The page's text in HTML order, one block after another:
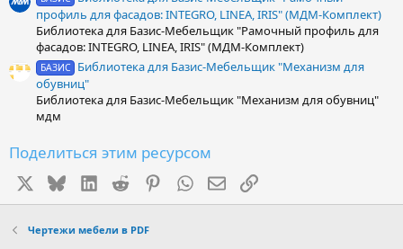
профиль для фасадов: INTEGRO, LINEA, IRIS" (МДМ-Комплект)
Библиотека для Базис-Мебельщик "Рамочный профиль для
фасадов: INTEGRO, LINEA, IRIS" (МДМ-Комплект)
БАЗИС
Библиотека для Базис-Мебельщик "Механизм для
обувниц"
Библиотека для Базис-Мебельщик "Механизм для обувниц"
мдм
Поделиться этим ресурсом
BlueskyLinkedIn
Reddit PinterestWhatsAppЭлектронная почта
Ссылка
Чертежи мебели в PDF